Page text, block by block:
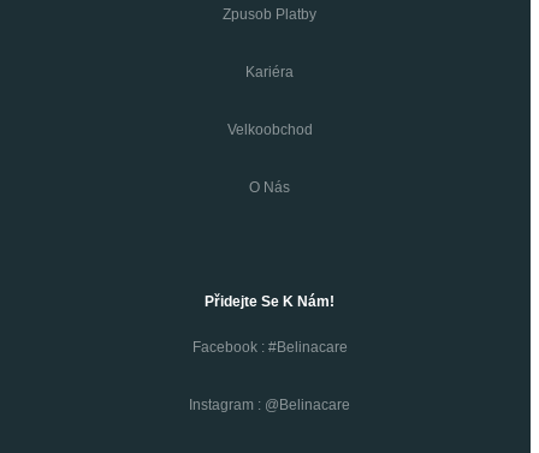
Zpusob Platby
Kariéra
Velkoobchod
O Nás
Přidejte Se K Nám!
Facebook : #belinacare
Instagram : @belinacare